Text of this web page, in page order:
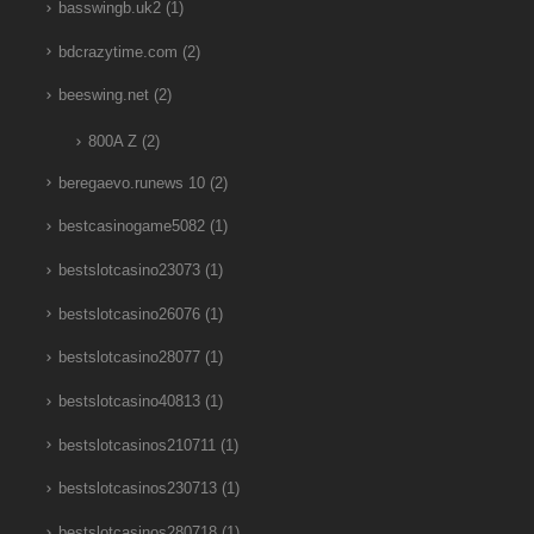
basswingb.uk2(1)
bdcrazytime.com (2)
beeswing.net(2)
800A Z(2)
beregaevo.runews 10(2)
bestcasinogame5082(1)
bestslotcasino23073(1)
bestslotcasino26076(1)
bestslotcasino28077(1)
bestslotcasino40813(1)
bestslotcasinos210711 (1)
bestslotcasinos230713(1)